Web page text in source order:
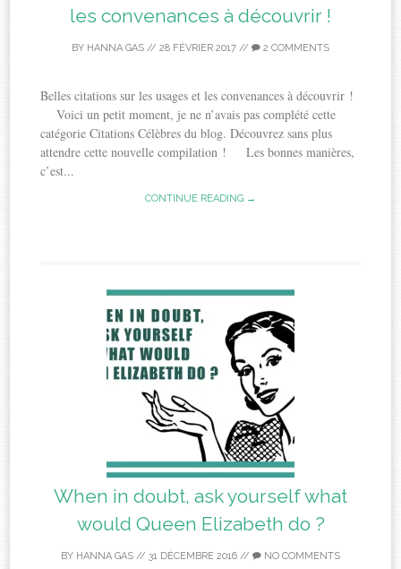
les convenances à découvrir !
BY HANNA GAS // 28 FÉVRIER 2017 // 2 COMMENTS
Belles citations sur les usages et les convenances à découvrir !
Voici un petit moment, je ne n’avais pas complété cette
catégorie Citations Célèbres du blog. Découvrez sans plus
attendre cette nouvelle compilation ! Les bonnes manières,
c’est...
CONTINUE READING →
When in doubt, ask yourself what
would Queen Elizabeth do ?
BY HANNA GAS // 31 DÉCEMBRE 2016 // NO COMMENTS